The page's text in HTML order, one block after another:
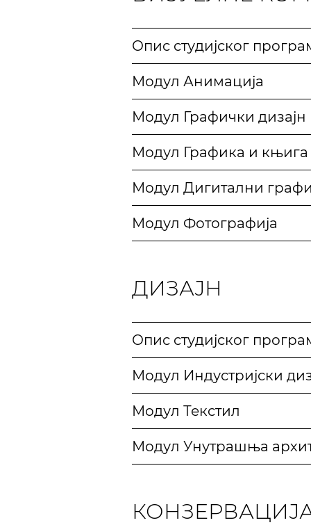
Опис студијског
Модул Анимација
Модул Графички дизајн
Модул Графика и књига
Модул Дигитални
Модул Фотографија
ДИЗАЈН
Опис студијског
Модул Индустријски
Модул Текстил
Модул Унутрашња